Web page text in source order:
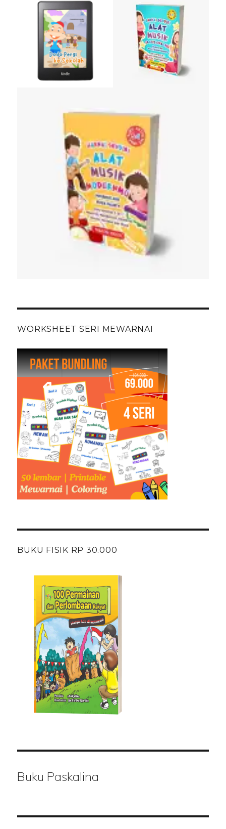
WORKSHEET SERI MEWARNAI
BUKU FISIK RP 30.000
Buku Paskalina